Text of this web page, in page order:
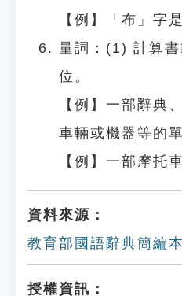
【例】「布」字
量詞：(1) 計算
位。
【例】一部辭
車輛或機器等的單
【例】一部摩托
資料來源：
教育部國語辭典簡編
授權資訊：